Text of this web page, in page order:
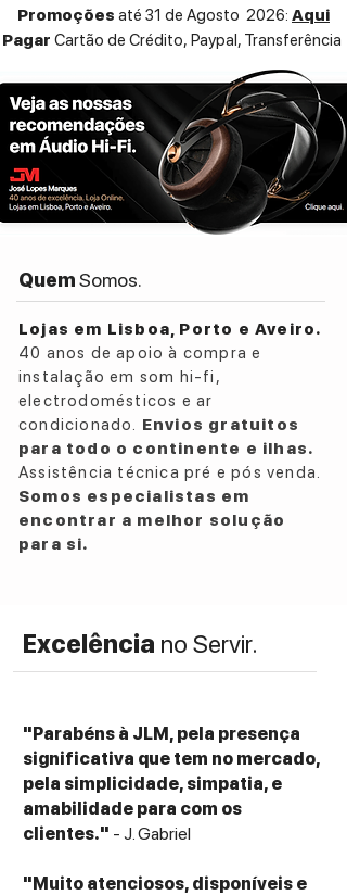
Promoções até 31 de Agosto 2026: Aqui
Pagar Cartão de Crédito, Paypal, Transferência
QuemSomos.
Lojas em Lisboa, Porto e Aveiro.
40 anos de apoio à compra e
instalação em som hi-fi,
electrodomésticos e ar
condicionado. Envios gratuitos
para todo o continente e ilhas.
Assistência técnica pré e pós venda.
Somos especialistas em
encontrar a melhor solução
para si.
Excelência no Servir.
"Parabéns à JLM, pela presença
significativa que tem no mercado,
pela simplicidade, simpatia, e
amabilidade para com os
clientes." - J. Gabriel
"Muito atenciosos, disponíveis e